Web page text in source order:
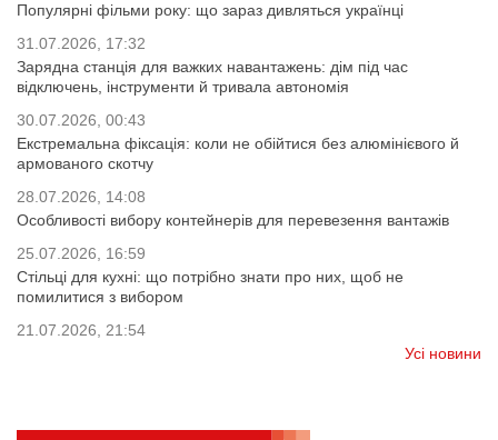
Популярні фільми року: що зараз дивляться українці
31.07.2026, 17:32
Зарядна станція для важких навантажень: дім під час
відключень, інструменти й тривала автономія
30.07.2026, 00:43
Екстремальна фіксація: коли не обійтися без алюмінієвого й
армованого скотчу
28.07.2026, 14:08
Особливості вибору контейнерів для перевезення вантажів
25.07.2026, 16:59
Стільці для кухні: що потрібно знати про них, щоб не
помилитися з вибором
21.07.2026, 21:54
Усі новини